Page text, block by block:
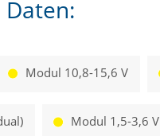
Daten:
Modul 10,8-15,6 V
Modul 1,5-3,6 V